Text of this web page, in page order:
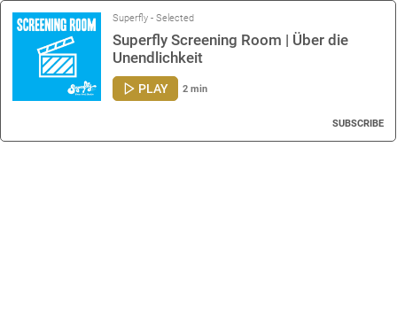
Superfly - Selected
Superfly Screening Room | Über die
Unendlichkeit
PLAY 2 min
SUBSCRIBE